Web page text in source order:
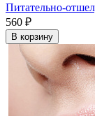
Питательно-
560 ₽
В корзину